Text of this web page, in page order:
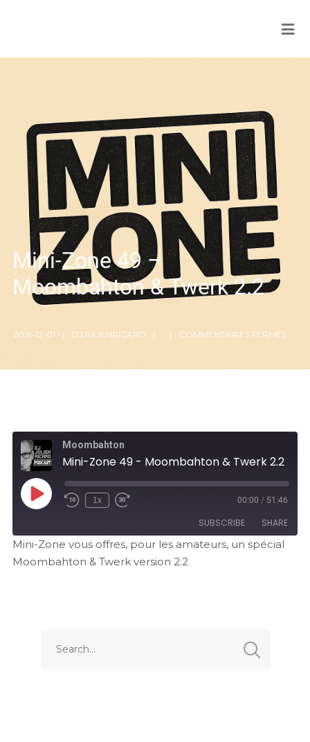
Mini-Zone 49 –
Moombahton & Twerk 2.2
2016-12-01 DJJULIENRICARD COMMENTAIRES FERMÉS
Moombahton
Mini-Zone 49 - Moombahton & Twerk 2.2
1x 00:00 / 51:46
SUBSCRIBE SHARE
SHARE
Mini-Zone vous offres, pour les amateurs, un spécial
Moombahton & Twerk version 2.2